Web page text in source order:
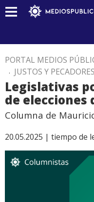
PORTAL MEDIOS
. JUSTOS Y PECADORES
Legislativas
de elecciones
Columna de
20.05.2025 | tiempo de